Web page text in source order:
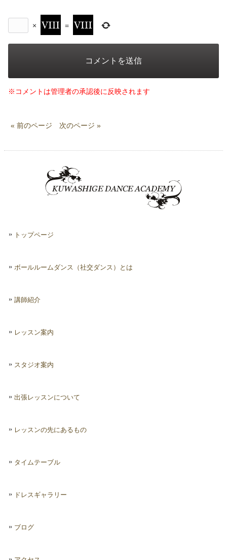
× =
※コメントは管理者の承認後に反映されます
« 前のページ 次のページ »
トップページ
ボールルームダンス（社交ダンス）とは
講師紹介
レッスン案内
スタジオ案内
出張レッスンについて
レッスンの先にあるもの
タイムテーブル
ドレスギャラリー
ブログ